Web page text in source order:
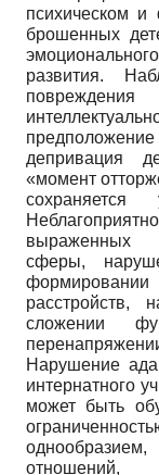
психическом и
брошенных
развития.
депривация
«момент
выраженных
сферы,
формировании
расстройств,
сложении
Нарушение
интернатного
может быть
отношений,